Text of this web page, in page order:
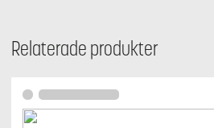
Relaterade produkter